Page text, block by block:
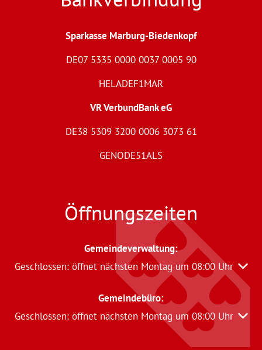
Sparkasse Marburg-Biedenkopf
DE07 5335 0000 0037 0005 90
HELADEF1MAR
VR VerbundBank eG
DE38 5309 3200 0006 3073 61
GENODE51ALS
Öffnungszeiten
Gemeindeverwaltung:
Klicken, um weitere Öffnungs- oder Schließzeiten
Geschlossen: öffnet nächsten Montag um 08:00 Uhr
Gemeindebüro:
Klicken, um weitere Öffnungs- oder Schließzeiten
Geschlossen: öffnet nächsten Montag um 08:00 Uhr